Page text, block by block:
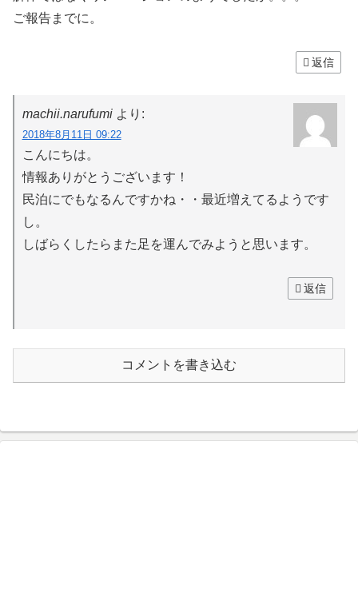
ご報告までに。
返信
machii.narufumi より:
2018年8月11日 09:22
こんにちは。
情報ありがとうございます！
民泊にでもなるんですかね・・最近増えてるようです
し。
しばらくしたらまた足を運んでみようと思います。
返信
コメントを書き込む